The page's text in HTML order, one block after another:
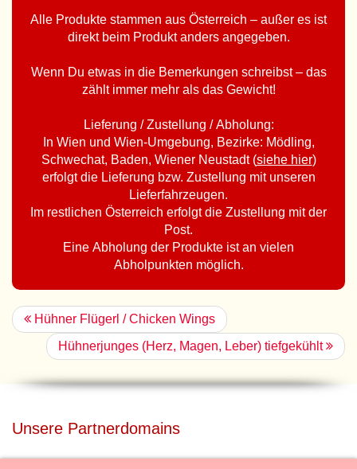
Alle Produkte stammen aus Österreich – außer es ist
direkt beim Produkt anders angegeben.
Wenn Du etwas in die Bemerkungen schreibst – das
zählt immer mehr als das Gewicht!
Lieferung / Zustellung / Abholung:
In Wien und Wien-Umgebung, Bezirke: Mödling,
Schwechat, Baden, Wiener Neustadt (siehe hier)
erfolgt die Lieferung bzw. Zustellung mit unseren
Lieferfahrzeugen.
Im restlichen Österreich erfolgt die Zustellung mit der
Post.
Eine Abholung der Produkte ist an vielen
Abholpunkten möglich.
Hühner Flügerl / Chicken Wings
Hühnerjunges (Herz, Magen, Leber) tiefgekühlt
Unsere Partnerdomains